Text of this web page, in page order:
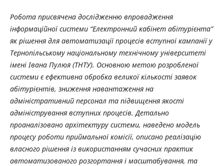
Робота присвячена дослідженню впровадження
інформаційної системи “Електронний кабінет абітурієнта”
як рішення для автоматизації процесів вступної кампанії у
Тернопільському національному технічному університеті
імені Івана Пулюя (ТНТУ). Основною метою розробленої
системи є ефективна обробка великої кількості заявок
абітурієнтів, зниження навантаження на
адміністративний персонал та підвищення якості
адміністрування вступних процесів. Детально
проаналізовано архітектуру системи, наведено модель
процесу роботи приймальної комісії, описано реалізацію
власного рішення із використанням сучасних практик
автоматизованого розгортання і масштабування, та